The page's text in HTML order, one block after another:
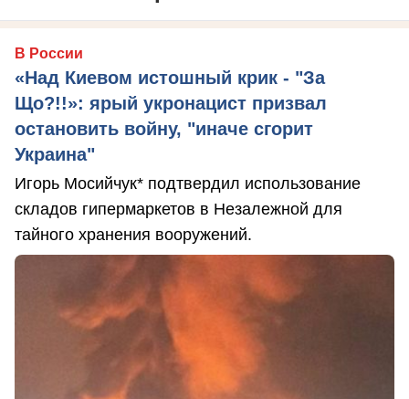
В России
«Над Киевом истошный крик - "За
Що?!!»: ярый укронацист призвал
остановить войну, "иначе сгорит
Украина"
Игорь Мосийчук* подтвердил использование
складов гипермаркетов в Незалежной для
тайного хранения вооружений.